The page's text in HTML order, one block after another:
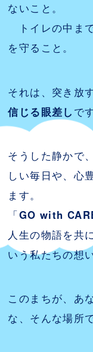
ないこと。
トイレの中ま
を守ること。
それは、突き放
信じる眼差し で
そうした静かで
しい毎日や、心
ます。
「GO with
人生の物語を共
いう私たちの想
このまちが、あ
な、そんな場所